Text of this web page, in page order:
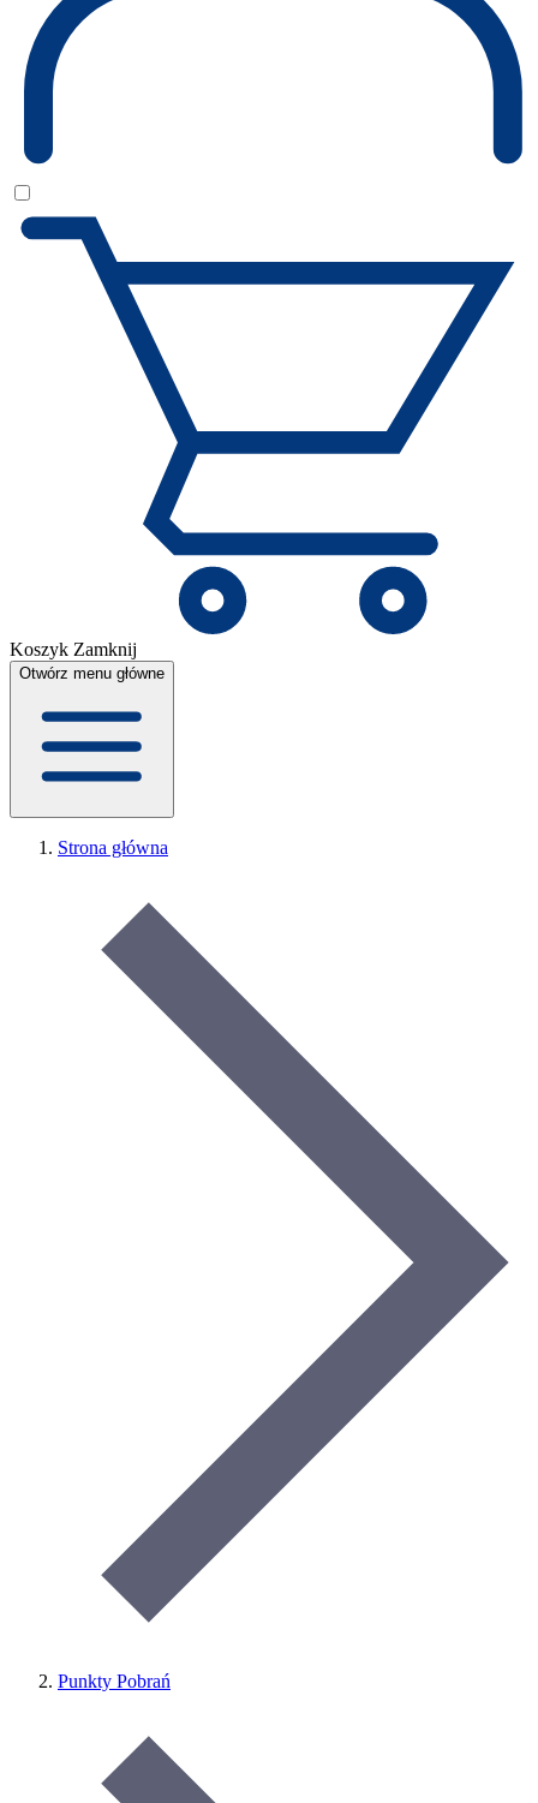
Koszyk Zamknij
Otwórz menu główne
Strona główna
Punkty Pobrań